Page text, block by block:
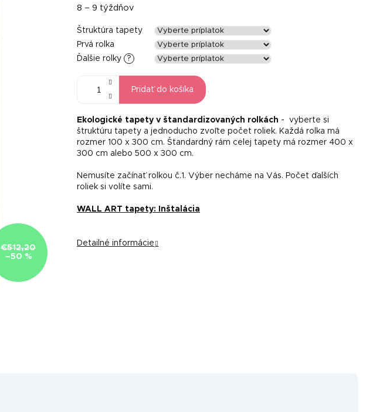
€512,20
–50 %
cena:
8 – 9 týždňov
Štruktúra tapety
Prvá rolka
Ďalšie rolky
?
Pridať do košíka
Ekologické tapety v štandardizovaných rolkách - vyberte si
štruktúru tapety a jednoducho zvoľte počet roliek. Každá rolka má
rozmer 100 x 300 cm. Štandardný rám celej tapety má rozmer 400 x
300 cm alebo 500 x 300 cm.
Nemusíte začínať rolkou č.1. Výber necháme na Vás. Počet ďalších
roliek si volíte sami.
WALL ART tapety: Inštalácia
Detailné informácie